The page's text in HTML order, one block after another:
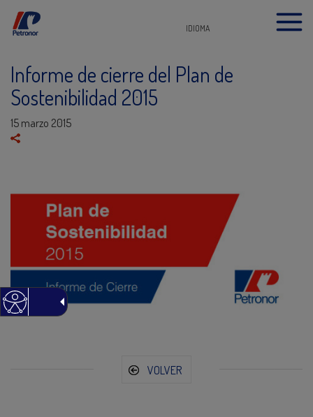
IDIOMA
Informe de cierre del Plan de
Sostenibilidad 2015
15 marzo 2015
VOLVER